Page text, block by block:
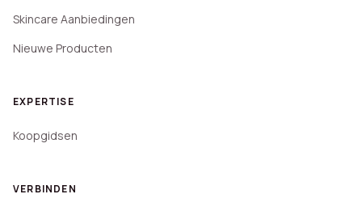
Skincare Aanbiedingen
Nieuwe Producten
EXPERTISE
Koopgidsen
VERBINDEN